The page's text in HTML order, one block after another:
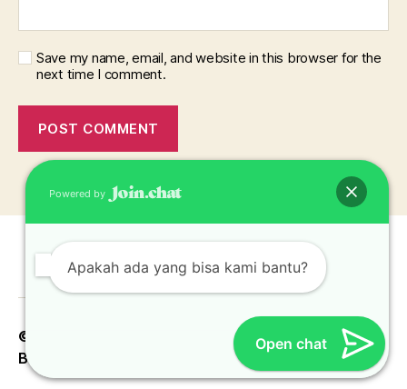
Save my name, email, and website in this browser for the
next time I comment.
© 2026
Konveksi Topi Jakarta Bekasi Depok
Bogor
Up ↑
Powered by
Apakah ada yang bisa kami bantu?
Open chat